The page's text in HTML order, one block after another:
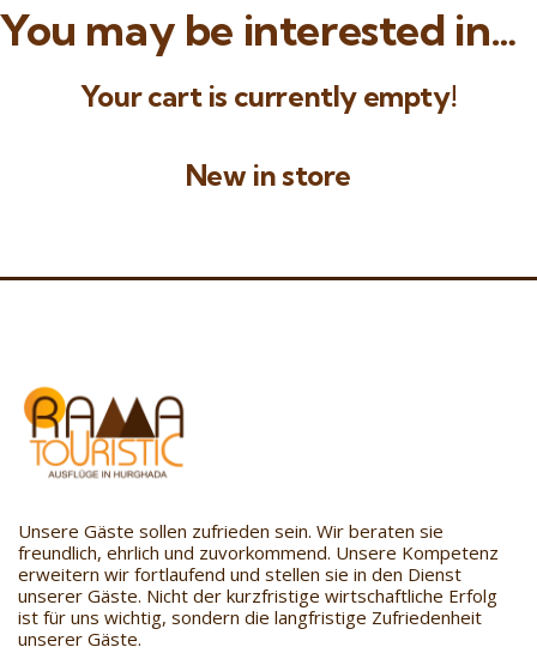
You may be interested in…
Your cart is currently empty!
New in store
Unsere Gäste sollen zufrieden sein. Wir beraten sie
freundlich, ehrlich und zuvorkommend. Unsere Kompetenz
erweitern wir fortlaufend und stellen sie in den Dienst
unserer Gäste. Nicht der kurzfristige wirtschaftliche Erfolg
ist für uns wichtig, sondern die langfristige Zufriedenheit
unserer Gäste.